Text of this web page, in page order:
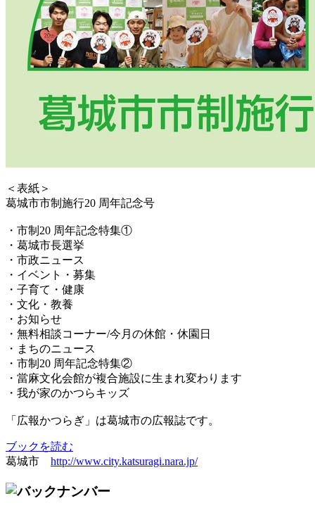
＜表紙＞
葛󠄀城市市制施行20 周年記念号
・市制20 周年記念特集①
・葛城市長選挙
・市政ニュース
・イベント・募集
・子育て・健康
・文化・教養
・お知らせ
・無料相談コーナー/今月の休館・休園日
・まちのニュース
・市制20 周年記念特集②
・當麻文化会館が複合施設に生まれ変わります
・我が家のかつらキッズ
「広報かつらぎ」は葛城市の広報誌です。
ブックを読む
葛城市 http://www.city.katsuragi.nara.jp/